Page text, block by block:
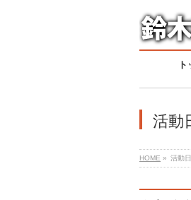
活動
HOME » 活動